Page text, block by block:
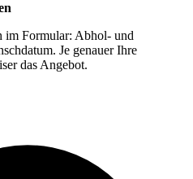
im Formular: Abhol- und
Je genauer Ihre
das Angebot.